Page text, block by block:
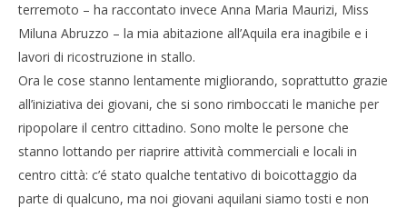
terremoto – ha raccontato invece Anna Maria Maurizi, Miss
Miluna Abruzzo – la mia abitazione all’Aquila era inagibile e i
lavori di ricostruzione in stallo.
Ora le cose stanno lentamente migliorando, soprattutto grazie
all’iniziativa dei giovani, che si sono rimboccati le maniche per
ripopolare il centro cittadino. Sono molte le persone che
stanno lottando per riaprire attività commerciali e locali in
centro città: c’é stato qualche tentativo di boicottaggio da
parte di qualcuno, ma noi giovani aquilani siamo tosti e non